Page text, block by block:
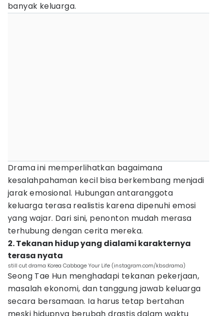
banyak keluarga.
Drama ini memperlihatkan bagaimana
kesalahpahaman kecil bisa berkembang menjadi
jarak emosional. Hubungan antaranggota
keluarga terasa realistis karena dipenuhi emosi
yang wajar. Dari sini, penonton mudah merasa
terhubung dengan cerita mereka.
2. Tekanan hidup yang dialami karakternya
terasa nyata
still cut drama Korea Cabbage Your Life (instagram.com/kbsdrama)
Seong Tae Hun menghadapi tekanan pekerjaan,
masalah ekonomi, dan tanggung jawab keluarga
secara bersamaan. Ia harus tetap bertahan